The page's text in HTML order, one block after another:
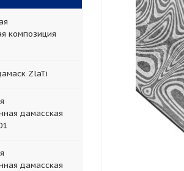
композиция
ZlaTi
дамасская
дамасская